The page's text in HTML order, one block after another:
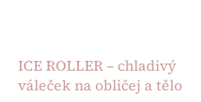
ICE ROLLER – chladivý
váleček na obličej a tělo